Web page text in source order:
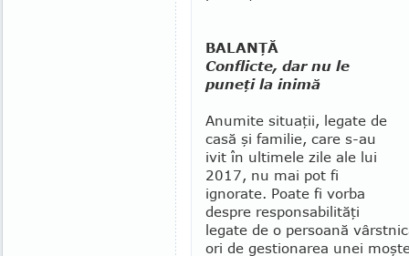
BALANŢĂ
Conflicte, dar nu le
puneţi la inimă
Anumite situaţii, legate de
casă şi familie, care s-au
ivit în ultimele zile ale lui
2017, nu mai pot fi
ignorate. Poate fi vorba
despre responsabilităţi
legate de o persoană
ori de gestionarea unei